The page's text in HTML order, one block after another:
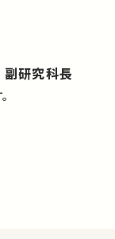
研究科長